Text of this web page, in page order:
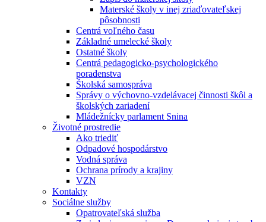
Materské školy v inej zriaďovateľskej
pôsobnosti
Centrá voľného času
Základné umelecké školy
Ostatné školy
Centrá pedagogicko-psychologického
poradenstva
Školská samospráva
Správy o výchovno-vzdelávacej činnosti škôl a
školských zariadení
Mládežnícky parlament Snina
Životné prostredie
Ako triediť
Odpadové hospodárstvo
Vodná správa
Ochrana prírody a krajiny
VZN
Kontakty
Sociálne služby
Opatrovateľská služba